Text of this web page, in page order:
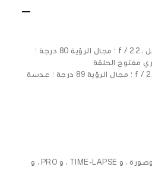
الكاميرا الرئيسية: 13 ميجابكسل ، f / 2.2 ؛ مجال الرؤية 80 درجة ؛
كاميرا أحادية: 2 ميجابكسل ، f / 2.4 ؛ مجال الرؤية 89 درجة ؛ عدسة
الخلفية: ليلاً ، وفيديو ، وصور ، وصورة ، و TIME-LAPSE ، و PRO ، و